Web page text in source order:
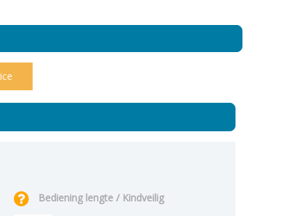
Bediening lengte / Kindveilig